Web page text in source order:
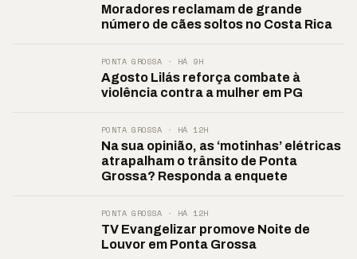
Moradores reclamam de grande
número de cães soltos no Costa Rica
PONTA GROSSA · HÁ 9H
Agosto Lilás reforça combate à
violência contra a mulher em PG
PONTA GROSSA · HÁ 12H
Na sua opinião, as ‘motinhas’ elétricas
atrapalham o trânsito de Ponta
Grossa? Responda a enquete
PONTA GROSSA · HÁ 12H
TV Evangelizar promove Noite de
Louvor em Ponta Grossa